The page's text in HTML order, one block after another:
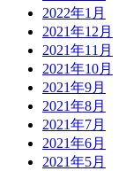
2022年1月
2021年12月
2021年11月
2021年10月
2021年9月
2021年8月
2021年7月
2021年6月
2021年5月